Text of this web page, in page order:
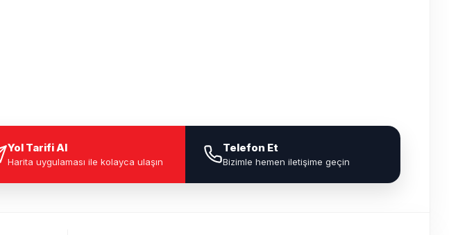
Yol Tarifi Al
Harita uygulaması ile kolayca ulaşın
Telefon Et
Bizimle hemen iletişime geçin